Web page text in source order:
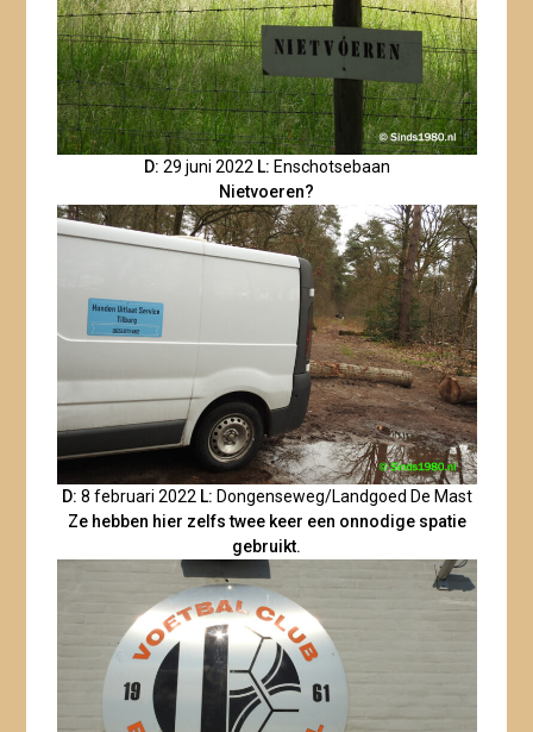
D: 29 juni 2022 L: Enschotsebaan
Nietvoeren?
D: 8 februari 2022 L: Dongenseweg/Landgoed De Mast
Ze hebben hier zelfs twee keer een onnodige spatie
gebruikt.